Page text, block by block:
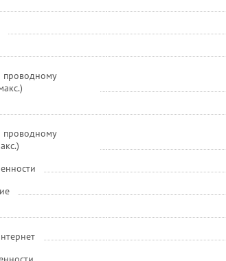
проводному
проводному